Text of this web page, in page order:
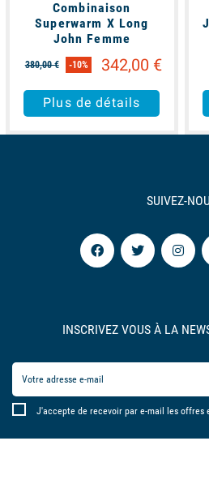
Combinaison
Superwarm X Long
John Femme
380,00 € -10% 342,00 €
Plus de détails
SUIVEZ-
INSCRIVEZ VOUS À LA
J'accepte de recevoir par e-mail les offres